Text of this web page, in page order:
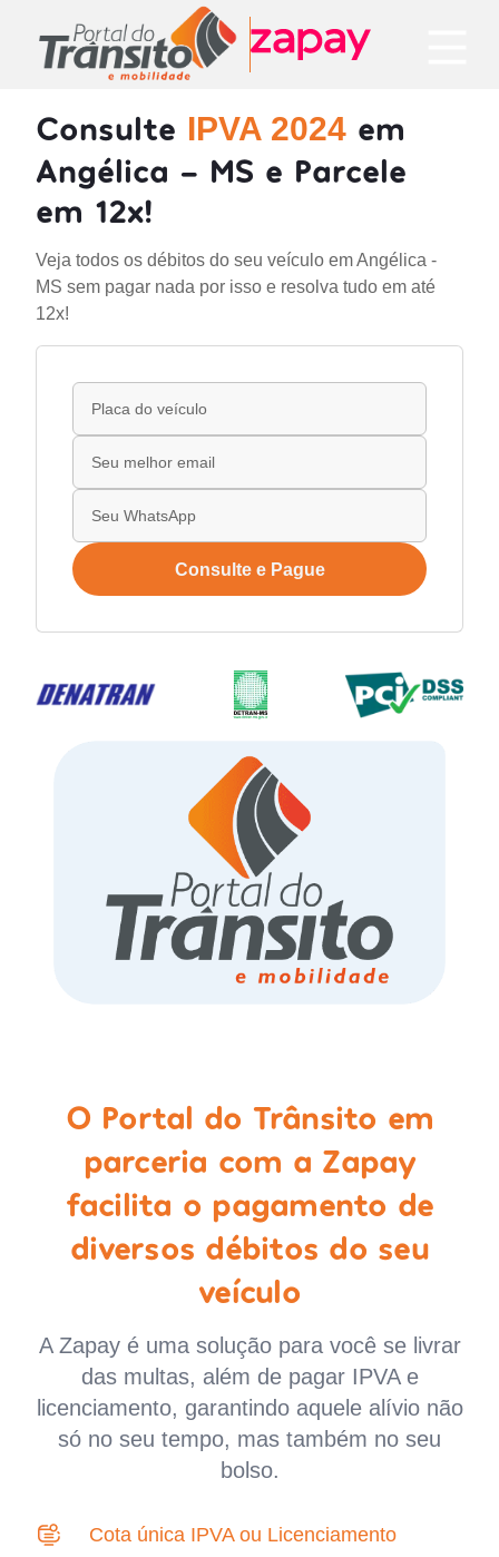
Consulte IPVA 2024 em
Angélica - MS e Parcele
em 12x!
Veja todos os débitos do seu veículo em Angélica -
MS sem pagar nada por isso e resolva tudo em até
12x!
Consulte e Pague
O Portal do Trânsito em
parceria com a Zapay
facilita o pagamento de
diversos débitos do seu
veículo
A Zapay é uma solução para você se livrar
das multas, além de pagar IPVA e
licenciamento, garantindo aquele alívio não
só no seu tempo, mas também no seu
bolso.
Cota única IPVA ou Licenciamento